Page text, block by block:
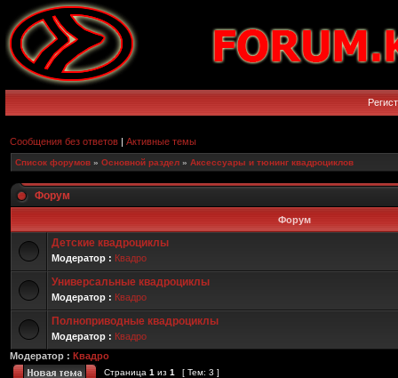
Сообщения без ответов | Активные темы
Список форумов » Основной раздел » Аксессуары и тюнинг квадроциклов
Форум
Форум
Детские квадроциклы
Модератор : Квадро
Универсальные квадроциклы
Модератор : Квадро
Полноприводные квадроциклы
Модератор : Квадро
Модератор : Квадро
Страница 1 из 1 [ Тем: 3 ]